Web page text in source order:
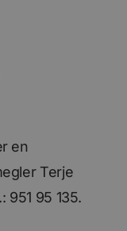
en
Terje
951 95 135.